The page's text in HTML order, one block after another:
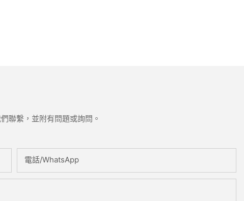
聯繫，並附有問題或詢問。
電話/WhatsApp